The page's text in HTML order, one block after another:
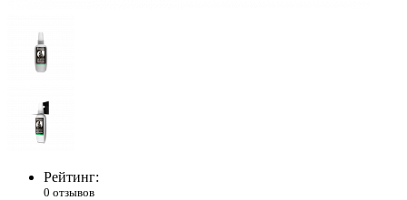
Рейтинг:
0 отзывов